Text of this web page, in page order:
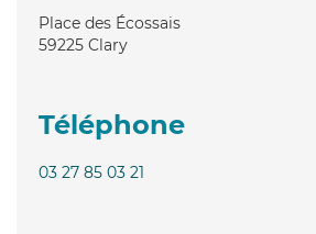
Place des Écossais
59225 Clary
Téléphone
03 27 85 03 21